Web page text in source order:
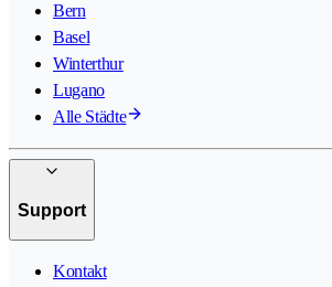
Bern
Basel
Winterthur
Lugano
Alle Städte
Support
Kontakt